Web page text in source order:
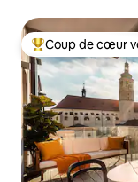
Coups de cœur
Coup de cœur